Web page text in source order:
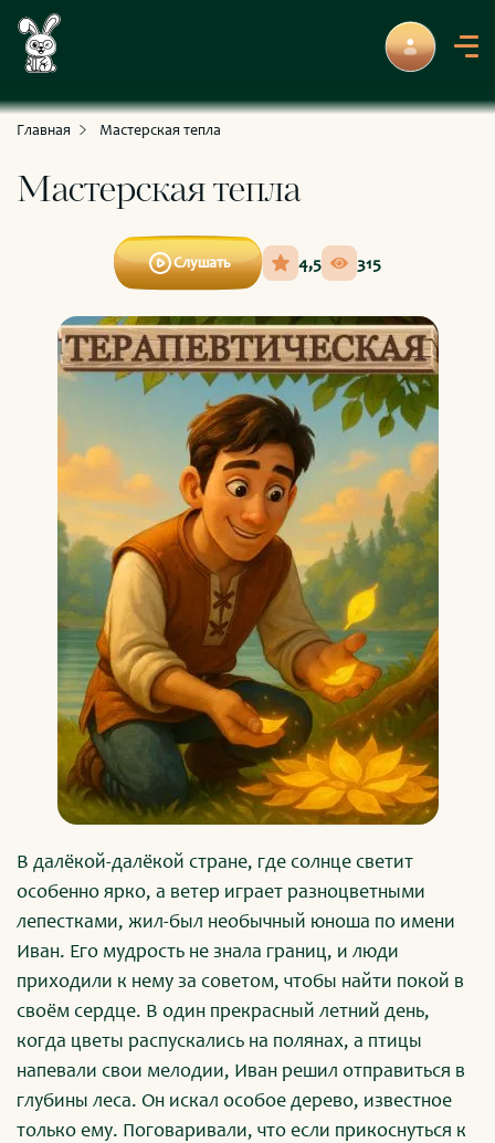
Для умных и любознательных
Главная Мастерская тепла
Мастерская тепла
В далёкой-далёкой стране, где солнце светит
особенно ярко, а ветер играет разноцветными
лепестками, жил-был необычный юноша по имени
Иван. Его мудрость не знала границ, и люди
приходили к нему за советом, чтобы найти покой в
своём сердце. В один прекрасный летний день,
когда цветы распускались на полянах, а птицы
напевали свои мелодии, Иван решил отправиться в
глубины леса. Он искал особое дерево, известное
только ему. Поговаривали, что если прикоснуться к
Слушать 4,5 315